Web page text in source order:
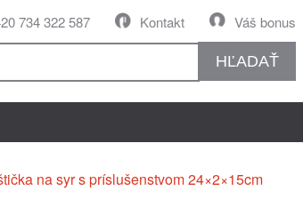
Váš bonus
Kontakt
734 322 587
HĽADAŤ
na syr s príslušenstvom 24×2×15cm